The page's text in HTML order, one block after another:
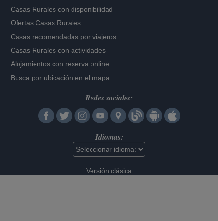
Casas Rurales con disponibilidad
Ofertas Casas Rurales
Casas recomendadas por viajeros
Casas Rurales con actividades
Alojamientos con reserva online
Busca por ubicación en el mapa
Redes sociales:
Idiomas:
Versión clásica